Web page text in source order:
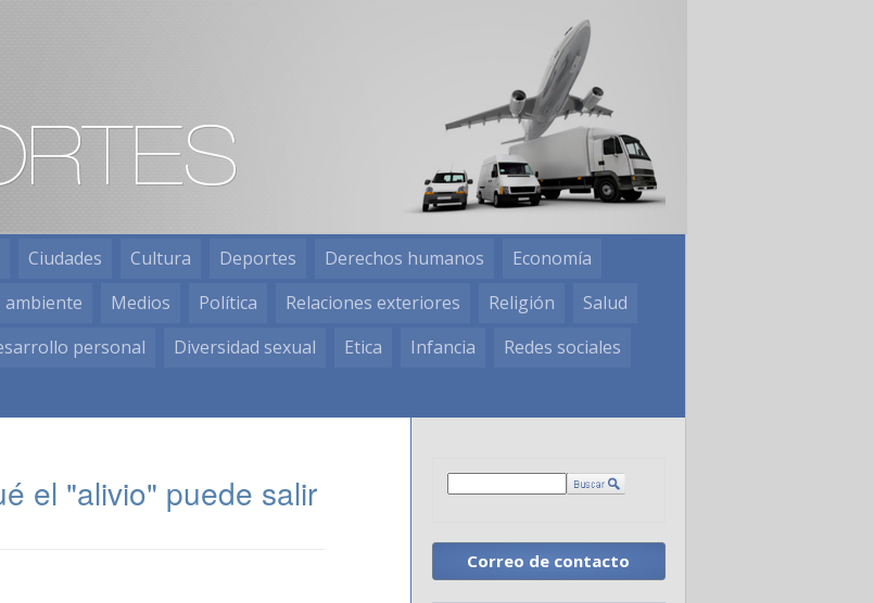
Ciudades Cultura Deportes Derechos humanos
Economía
ambiente Medios Política Relaciones exteriores Religión
Salud
personal Diversidad sexual Etica Infancia
Redes sociales
el "alivio" puede salir
Correo de contacto